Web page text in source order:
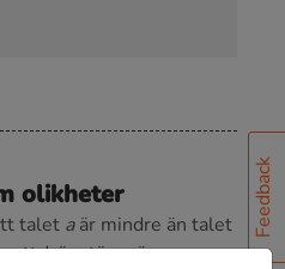
Feedback
olikheter
talet aär mindre än talet
attbär större äna.